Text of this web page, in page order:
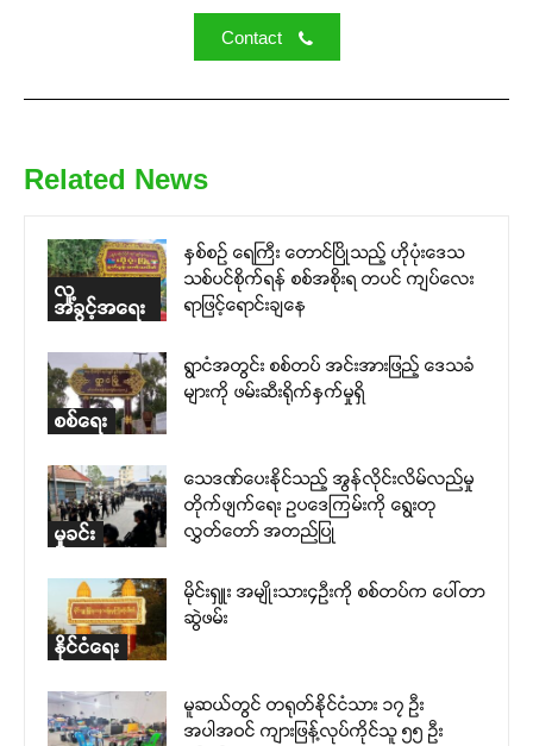
Contact
Related News
လူ့
အခွင့်အရေး
နှစ်စဉ် ရေကြီး တောင်ပြိုသည့် ဟိုပုံးဒေသ
သစ်ပင်စိုက်ရန် စစ်အစိုးရ တပင် ကျပ်လေး
ရာဖြင့်ရောင်းချနေ
စစ်ရေး
ရွာငံအတွင်း စစ်တပ် အင်းအားဖြည့် ဒေသခံ
များကို ဖမ်းဆီးရိုက်နှက်မှုရှိ
မှုခင်း
သေဒဏ်ပေးနိုင်သည့် အွန်လိုင်းလိမ်လည်မှု
တိုက်ဖျက်ရေး ဥပဒေကြမ်းကို ရွေးတု
လွှတ်တော် အတည်ပြု
နိုင်ငံရေး
မိုင်းရှူး အမျိုးသား၄ဉီးကို စစ်တပ်က ပေါ်တာ
ဆွဲဖမ်း
မူဆယ်တွင် တရုတ်နိုင်ငံသား ၁၇ ဦး
အပါအဝင် ကျားဖြန့်လုပ်ကိုင်သူ ၅၅ ဦး